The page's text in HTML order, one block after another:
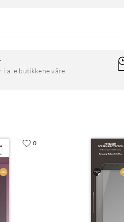
i alle butikkene våre.
0